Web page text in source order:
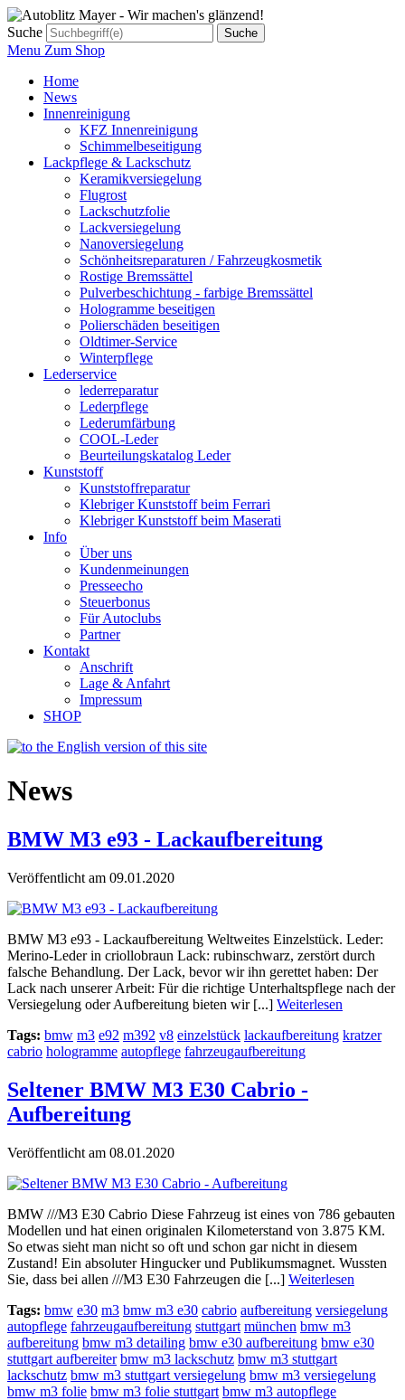
Suche
Menu Zum Shop
Home
News
Innenreinigung
KFZ Innenreinigung
Schimmelbeseitigung
Lackpflege & Lackschutz
Keramikversiegelung
Flugrost
Lackschutzfolie
Lackversiegelung
Nanoversiegelung
Schönheitsreparaturen / Fahrzeugkosmetik
Rostige Bremssättel
Pulverbeschichtung - farbige Bremssättel
Hologramme beseitigen
Polierschäden beseitigen
Oldtimer-Service
Winterpflege
Lederservice
lederreparatur
Lederpflege
Lederumfärbung
COOL-Leder
Beurteilungskatalog Leder
Kunststoff
Kunststoffreparatur
Klebriger Kunststoff beim Ferrari
Klebriger Kunststoff beim Maserati
Info
Über uns
Kundenmeinungen
Presseecho
Steuerbonus
Für Autoclubs
Partner
Kontakt
Anschrift
Lage & Anfahrt
Impressum
SHOP
News
BMW M3 e93 - Lackaufbereitung
Veröffentlicht am 09.01.2020
BMW M3 e93 - Lackaufbereitung Weltweites Einzelstück. Leder:
Merino-Leder in criollobraun Lack: rubinschwarz, zerstört durch
falsche Behandlung. Der Lack, bevor wir ihn gerettet haben: Der
Lack nach unserer Arbeit: Für die richtige Unterhaltspflege nach der
Versiegelung oder Aufbereitung bieten wir [...] Weiterlesen
Tags: bmw m3 e92 m392 v8 einzelstück lackaufbereitung kratzer
cabrio hologramme autopflege fahrzeugaufbereitung
Seltener BMW M3 E30 Cabrio -
Aufbereitung
Veröffentlicht am 08.01.2020
BMW ///M3 E30 Cabrio Diese Fahrzeug ist eines von 786 gebauten
Modellen und hat einen originalen Kilometerstand von 3.875 KM.
So etwas sieht man nicht so oft und schon gar nicht in diesem
Zustand! Ein absoluter Hingucker und Publikumsmagnet. Wussten
Sie, dass bei allen ///M3 E30 Fahrzeugen die [...] Weiterlesen
Tags: bmw e30 m3 bmw m3 e30 cabrio aufbereitung versiegelung
autopflege fahrzeugaufbereitung stuttgart münchen bmw m3
aufbereitung bmw m3 detailing bmw e30 aufbereitung bmw e30
stuttgart aufbereiter bmw m3 lackschutz bmw m3 stuttgart
lackschutz bmw m3 stuttgart versiegelung bmw m3 versiegelung
bmw m3 folie bmw m3 folie stuttgart bmw m3 autopflege